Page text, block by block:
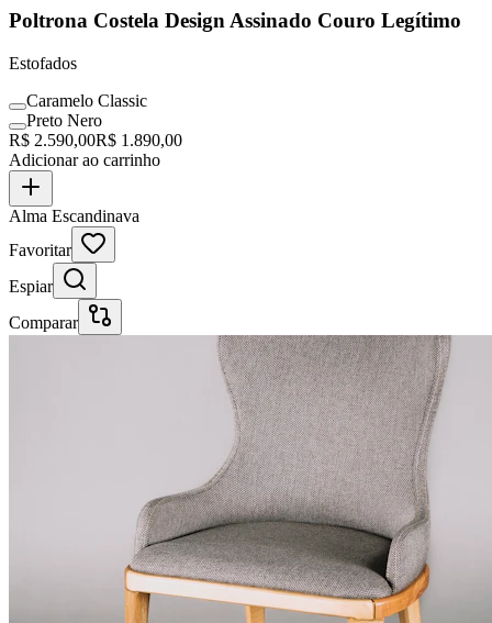
Poltrona Costela Design Assinado Couro Legítimo
Estofados
Caramelo Classic
Preto Nero
R$ 2.590,00R$ 1.890,00
Adicionar ao carrinho
Alma Escandinava
Favoritar
Espiar
Comparar